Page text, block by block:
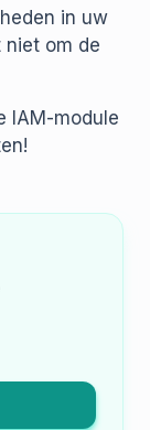
in uw
niet om de
IAM-module